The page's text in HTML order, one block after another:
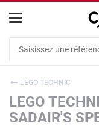
LEGO TECHNIC
LEGO
SADAIR'S
Cookies management